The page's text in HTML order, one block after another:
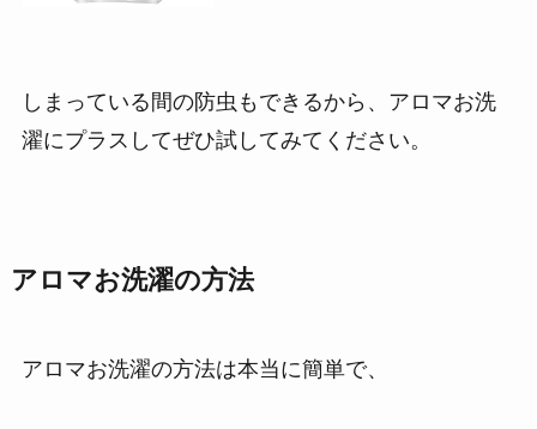
しまっている間の防虫もできるから、アロマお洗
濯にプラスしてぜひ試してみてください。
アロマお洗濯の方法
アロマお洗濯の方法は本当に簡単で、